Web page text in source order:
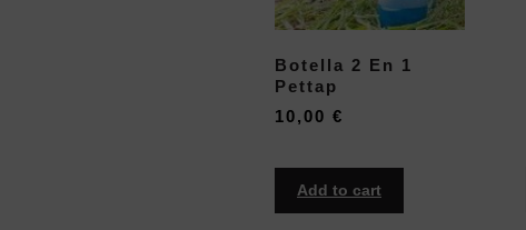
Botella 2 En 1
Pettap
10,00 €
Add to cart